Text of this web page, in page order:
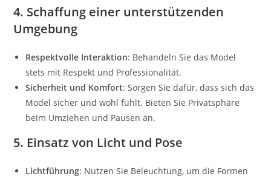
4. Schaffung einer unterstützenden
Umgebung
Respektvolle Interaktion: Behandeln Sie das Model
stets mit Respekt und Professionalität.
Sicherheit und Komfort: Sorgen Sie dafür, dass sich das
Model sicher und wohl fühlt. Bieten Sie Privatsphäre
beim Umziehen und Pausen an.
5. Einsatz von Licht und Pose
Lichtführung: Nutzen Sie Beleuchtung, um die Formen